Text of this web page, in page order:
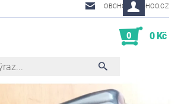
OBCHOD@SOHOO.CZ
0 0 Kč